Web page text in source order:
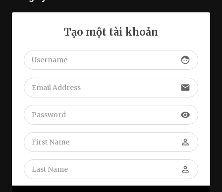
Tạo một tài khoản
face
email
visibility
perm_identity
perm_identity